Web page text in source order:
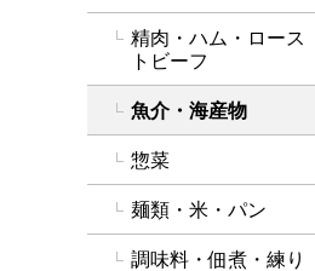
精肉・ハム・ロース
トビーフ
魚介・海産物
惣菜
麺類・米・パン
調味料・佃煮・練り